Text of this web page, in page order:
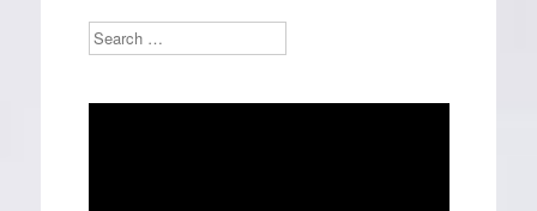
Search